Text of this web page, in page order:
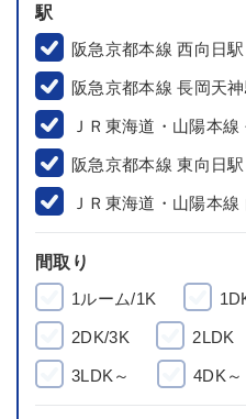
駅
阪急京都本線 西向日駅
阪急京都本線 長岡天
ＪＲ東海道・山陽本線
阪急京都本線 東向日駅
ＪＲ東海道・山陽本線
間取り
1ルーム/1K
2DK/3K 2LDK
3LDK～ 4DK～